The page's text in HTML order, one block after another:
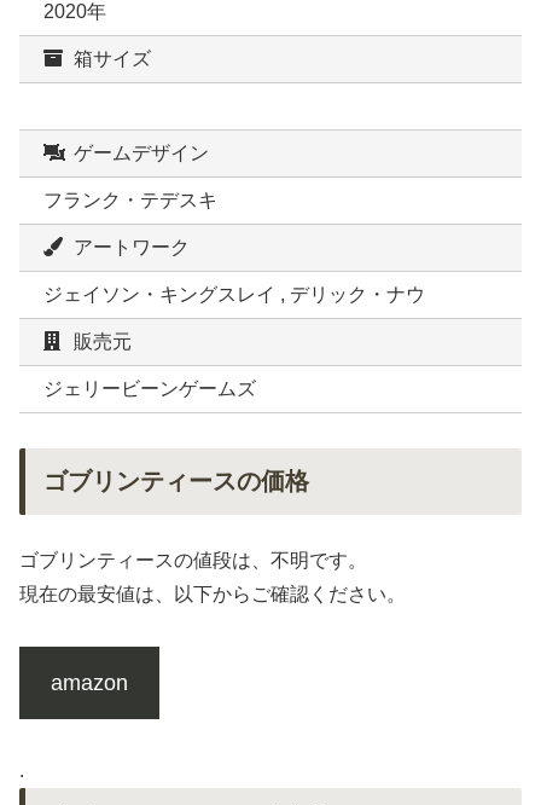
2020年
箱サイズ
ゲームデザイン
フランク・テデスキ
アートワーク
ジェイソン・キングスレイ , デリック・ナウ
販売元
ジェリービーンゲームズ
ゴブリンティースの価格
ゴブリンティースの値段は、不明です。
現在の最安値は、以下からご確認ください。
amazon
.